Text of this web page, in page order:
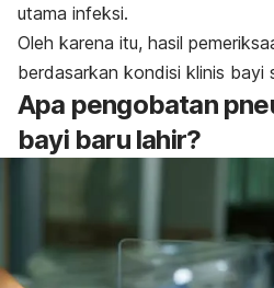
utama infeksi.
Oleh karena itu, hasil
berdasarkan kondisi klinis bayi
Apa pengobatan
bayi baru lahir?